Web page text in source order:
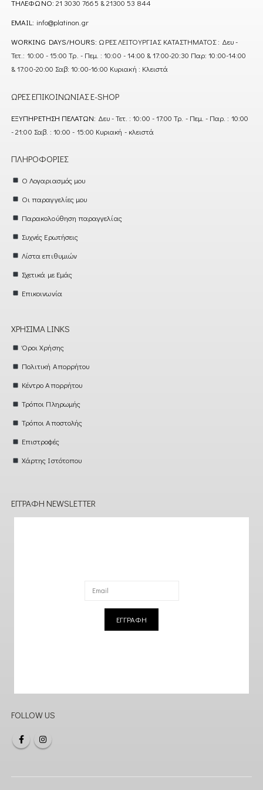
ΤΗΛΈΦΩΝΟ: 21 3030 7665 & 21300 53 844
EMAIL: info@platinon.gr
WORKING DAYS/HOURS: ΩΡΕΣ ΛΕΙΤΟΥΡΓΙΑΣ ΚΑΤΑΣΤΗΜΑΤΟΣ : Δευ -
Τετ.: 10:00 - 15:00 Τρ. - Πεμ. : 10:00 - 14:00 & 17:00-20:30 Παρ: 10:00-14:00
& 17:00-20:00 Σαβ: 10:00-16:00 Κυριακή : Κλειστά
ΏΡΕΣ ΕΠΙΚΟΙΝΩΝΊΑΣ E-SHOP
ΕΞΥΠΗΡΈΤΗΣΗ ΠΕΛΑΤΏΝ: Δευ - Τετ. : 10:00 - 17:00 Τρ. - Πεμ. - Παρ. : 10:00
- 21:00 Σαβ. : 10:00 - 15:00 Κυριακή - κλειστά
ΠΛΗΡΟΦΟΡΊΕΣ
Ο Λογαριασμός μου
Οι παραγγελίες μου
Παρακολούθηση παραγγελίας
Συχνές Ερωτήσεις
Λίστα επιθυμιών
Σχετικά με Εμάς
Επικοινωνία
ΧΡΉΣΙΜΑ LINKS
Όροι Χρήσης
Πολιτική Απορρήτου
Κέντρο Απορρήτου
Τρόποι Πληρωμής
Τρόποι Αποστολής
Επιστροφές
Χάρτης Ιστότοπου
ΕΓΓΡΑΦΉ NEWSLETTER
ΕΓΓΡΑΦΗ
FOLLOW US